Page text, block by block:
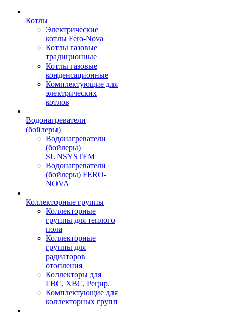
Котлы
Электрические
котлы Fero-Nova
Котлы газовые
традиционные
Котлы газовые
конденсационные
Комплектующие для
электрических
котлов
Водонагреватели
(бойлеры)
Водонагреватели
(бойлеры)
SUNSYSTEM
Водонагреватели
(бойлеры) FERO-
NOVA
Коллекторные группы
Коллекторные
группы для теплого
пола
Коллекторные
группы для
радиаторов
отопления
Коллекторы для
ГВС, ХВС, Рецир.
Комплектующие для
коллекторных групп